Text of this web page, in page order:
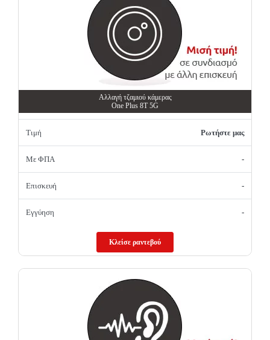
Αλλαγή τζαμιού κάμερας
One Plus 8T 5G
Τιμή Ρωτήστε μας
Με ΦΠΑ -
Επισκευή -
Εγγύηση -
Κλείσε ραντεβού